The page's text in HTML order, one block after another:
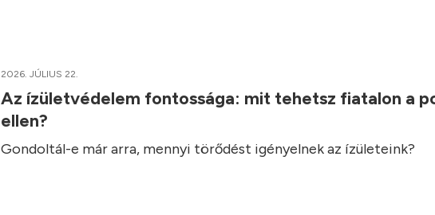
2026. JÚLIUS 22.
Az ízületvédelem fontossága: mit tehetsz fiatalon a
ellen?
Gondoltál-e már arra, mennyi törődést igényelnek az ízületeink?